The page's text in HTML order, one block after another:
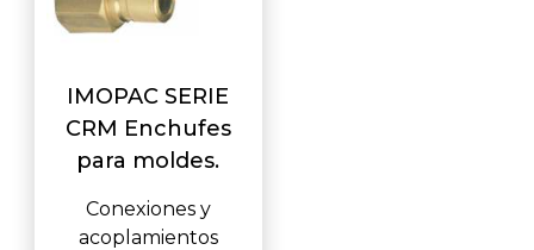
IMOPAC SERIE
CRM Enchufes
para moldes.
Conexiones y
acoplamientos